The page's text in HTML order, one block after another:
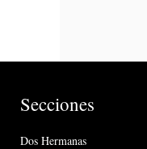
Secciones
Dos Hermanas